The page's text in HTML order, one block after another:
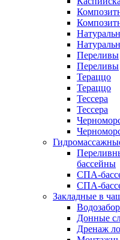
Переливы
Переливы
Тераццо
Тераццо
Тессера
Тессера
бассейны
СПА-
СПА-
Закладные в
Донные
Дренаж